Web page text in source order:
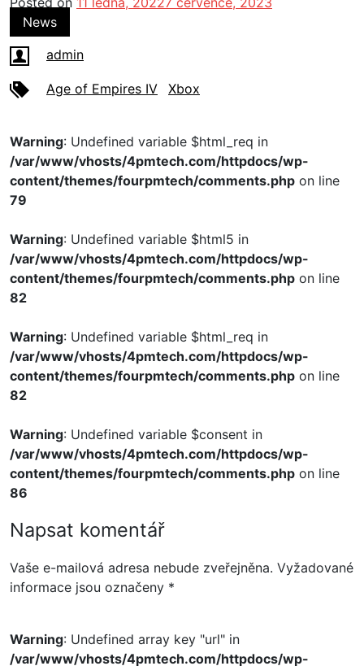
News
admin
Age of Empires IV Xbox
Warning: Undefined variable $html_req in
/var/www/vhosts/4pmtech.com/httpdocs/wp-
content/themes/fourpmtech/comments.php on line
79
Warning: Undefined variable $html5 in
/var/www/vhosts/4pmtech.com/httpdocs/wp-
content/themes/fourpmtech/comments.php on line
82
Warning: Undefined variable $html_req in
/var/www/vhosts/4pmtech.com/httpdocs/wp-
content/themes/fourpmtech/comments.php on line
82
Warning: Undefined variable $consent in
/var/www/vhosts/4pmtech.com/httpdocs/wp-
content/themes/fourpmtech/comments.php on line
86
Napsat komentář
Vaše e-mailová adresa nebude zveřejněna. Vyžadované
informace jsou označeny *
Warning: Undefined array key "url" in
/var/www/vhosts/4pmtech.com/httpdocs/wp-